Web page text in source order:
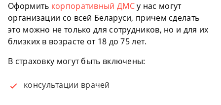
Оформить корпоративный ДМСу нас могут
организации со всей Беларуси, причем сделать
это можно не только для сотрудников, но и для их
близких в возрасте от 18 до 75 лет.
В страховку могут быть включены:
консультации врачей